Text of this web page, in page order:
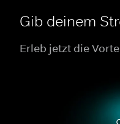
Gib deinem
Erleb jetzt die